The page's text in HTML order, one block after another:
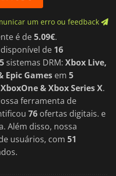
um erro ou feedback
é de5.09€.
de 16
5 sistemas DRM: Xbox Live,
Epic Games em 5
XboxOne & Xbox Series X.
ferramenta de
76 ofertas digitais. e
Além disso, nossa
usuários, com 51